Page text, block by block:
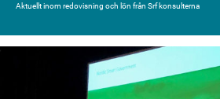
Aktuellt inom redovisning och lön från Srf konsulterna